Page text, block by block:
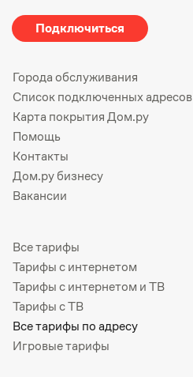
Подключиться
Города обслуживания
Список подключенных адресов
Карта покрытия Дом.ру
Помощь
Контакты
Дом.ру бизнесу
Вакансии
Все тарифы
Тарифы с интернетом
Тарифы с интернетом и ТВ
Тарифы с ТВ
Все тарифы по адресу
Игровые тарифы